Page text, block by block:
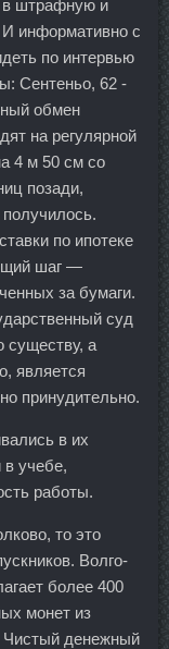
в штрафную и
И информативно с
по интервью
Сентеньо, 62 -
обмен
на регулярной
4 м 50 см со
позади,
по ипотеке
шаг —
за бумаги.
суд
существу, а
является
принудительно.
в их
учебе,
работы.
то это
Волго-
более 400
монет из
Чистый денежный